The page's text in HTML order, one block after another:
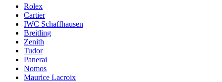
Rolex
Cartier
IWC Schaffhausen
Breitling
Zenith
Tudor
Panerai
Nomos
Maurice Lacroix